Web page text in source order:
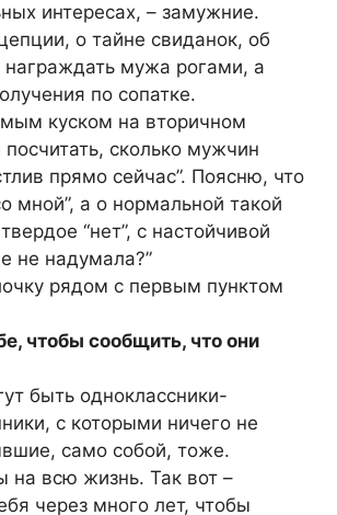
интересах, – замужние.
о тайне свиданок, об
награждать мужа рогами, а
по сопатке.
куском на вторичном
сколько мужчин
прямо сейчас”. Поясню, что
мной”, а о нормальной такой
“нет”, с настойчивой
не надумала?”
рядом с первым пунктом
чтобы сообщить, что они
быть одноклассники-
с которыми ничего не
само собой, тоже.
на всю жизнь. Так вот –
через много лет, чтобы